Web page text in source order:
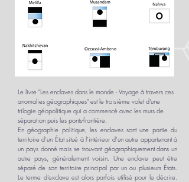
Le livre "Les enclaves dans le monde - Voyage à travers ces
anomalies géographiques" est le troisième volet d'une
trilogie géopolitique qui a commencé avec les murs de
séparation puis les ponts-frontière.
En géographie politique, les enclaves sont une partie du
territoire d’un État situé à l’intérieur d’un autre appartenant à
un pays donné mais se trouvant géographiquement dans un
autre pays, généralement voisin. Une enclave peut être
séparé de son territoire principal par un ou plusieurs États.
Le terme d’exclave est alors parfois utilisé pour le décrire.